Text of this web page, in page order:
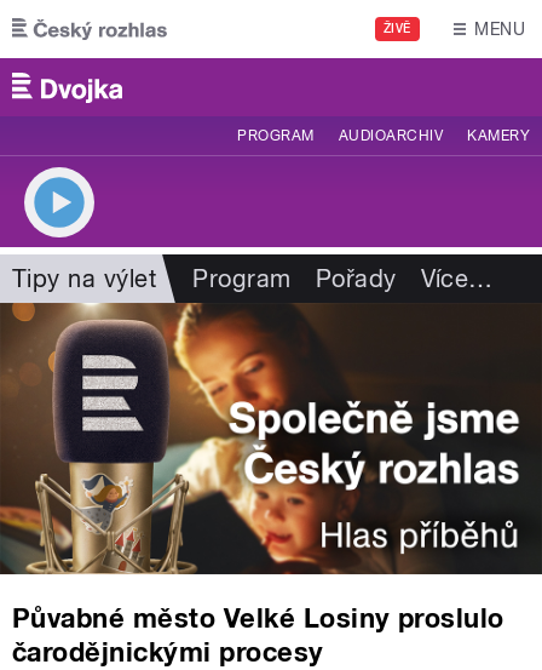
Přejít k hlavnímu obsahu
ŽIVĚ MENU
PROGRAM AUDIOARCHIV KAMERY
Tipy na výlet Program Pořady Více…
Půvabné město Velké Losiny proslulo
čarodějnickými procesy